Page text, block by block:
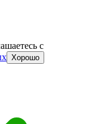
c
Хорошо